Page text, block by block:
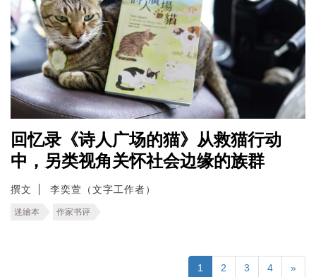
回忆录《诗人广场的猫》从救猫行动
中，另类视角关怀社会边缘的族群
撰文 李奕萱（文字工作者）
迷繪本 作家书评
1 2 3 4 »